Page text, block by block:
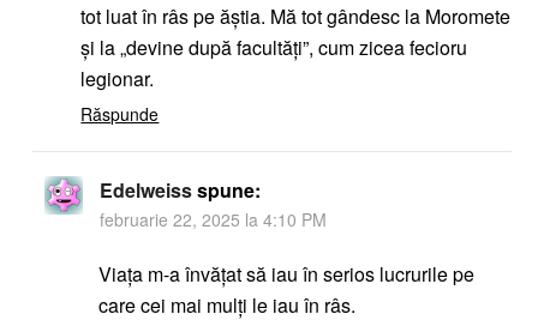
tot luat în râs pe ăștia. Mă tot gândesc la Moromete
și la „devine după facultăți”, cum zicea fecioru
legionar.
Răspunde
Edelweissspune:
februarie 22, 2025 la 4:10 PM
Viața m-a învățat să iau în serios lucrurile pe
care cei mai mulți le iau în râs.